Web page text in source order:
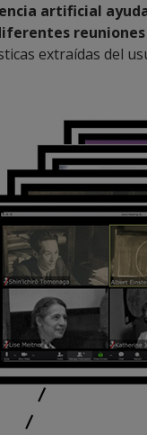
artificial
reuniones
extraídas del